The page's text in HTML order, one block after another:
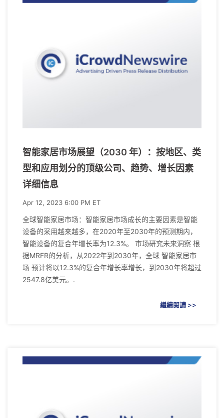
智能家居市场展望（2030 年）：按地区、类
型和应用划分的顶级公司、趋势、增长因素
详细信息
Apr 12, 2023 6:00 PM ET
全球智能家居市场：智能家居市场成长的主要因素是智能
设备的采用越来越多，在2020年至2030年的预测期内，
智能设备的复合年增长率为12.3%。 市场研究未来洞察 根
据MRFR的分析，从2022年到2030年，全球 智能家居市
场 预计将以12.3%的复合年增长率增长，到2030年将超过
2547.8亿美元。.
繼續閱讀 >>